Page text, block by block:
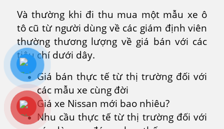
Và thường khi đi thu mua một mẫu xe ô
tô cũ từ người dùng về các giám định viên
thường thương lượng về giá bán với các
tiêu chí dưới dây.
Giá bán thực tế từ thị trường đối với
các mẫu xe cùng đời
Giá xe Nissan mới bao nhiêu?
Nhu cầu thực tế từ thị trường đối với